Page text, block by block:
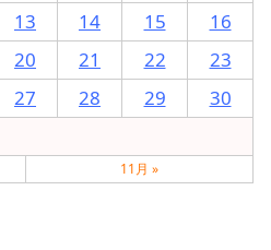
13 14 15
16
20 21 22
23
27 28 29
30
11月 »